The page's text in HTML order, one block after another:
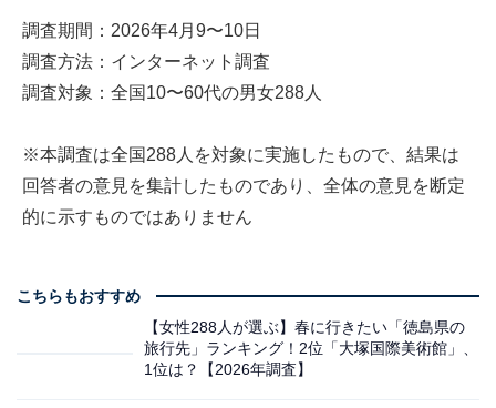
調査期間：2026年4月9〜10日
調査方法：インターネット調査
調査対象：全国10〜60代の男女288人
※本調査は全国288人を対象に実施したもので、結果は
回答者の意見を集計したものであり、全体の意見を断定
的に示すものではありません
こちらもおすすめ
【女性288人が選ぶ】春に行きたい「徳島県の
旅行先」ランキング！2位「大塚国際美術館」、
1位は？【2026年調査】